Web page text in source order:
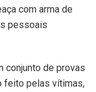
com arma de
pessoais
conjunto de provas
feito pelas vítimas,